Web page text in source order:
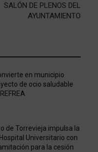
SALÓN DE PLENOS DEL
AYUNTAMIENTO
en municipio
de ocio saludable
de Torrevieja impulsa la
Universitario con
para la cesión